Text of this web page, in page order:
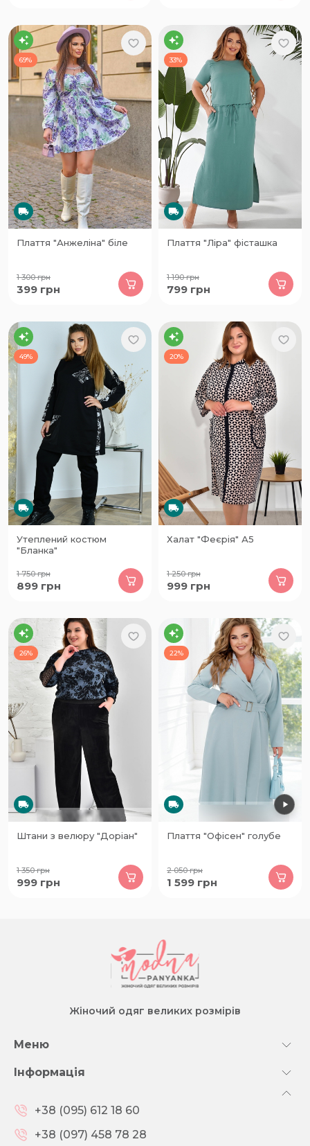
69%
Плаття "Анжеліна" біле
1 300грн
399 грн
33%
Плаття "Ліра" фісташка
1 190грн
799 грн
49%
Утеплений костюм
"Бланка"
1 750грн
899 грн
20%
Халат "Феєрія" А5
1 250грн
999 грн
26%
Штани з велюру "Доріан"
1 350грн
999 грн
22%
Плаття "Офісен" голубе
2 050грн
1 599 грн
Жіночий одяг великих розмірів
Меню
Інформація
+38 (095) 612 18 60
+38 (097) 458 78 28